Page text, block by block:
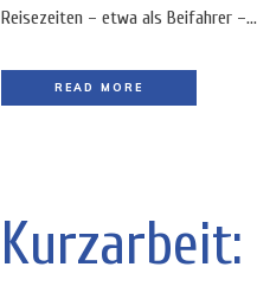
Reisezeiten – etwa als Beifahrer –...
READ MORE
Kurzarbeit: